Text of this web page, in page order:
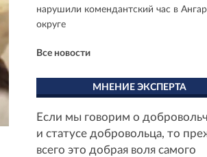
нарушили комендантский час в
округе
Все новости
МНЕНИЕ ЭКСПЕРТА
Если мы говорим о
и статусе добровольца, то
всего это добрая воля самого